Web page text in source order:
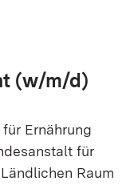
(w/m/d)
Ernährung
für
Raum